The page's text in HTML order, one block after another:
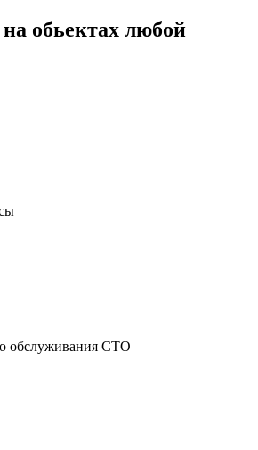
обьектах любой
обслуживания СТО